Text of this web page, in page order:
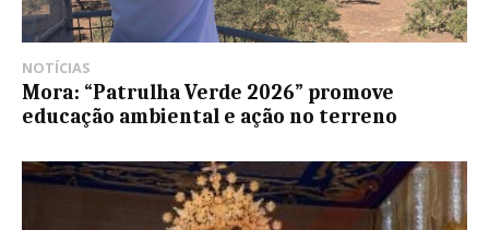
NOTÍCIAS
Mora: “Patrulha Verde 2026” promove
educação ambiental e ação no terreno